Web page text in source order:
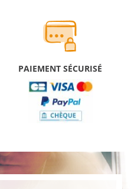
PAIEMENT SÉCURISÉ